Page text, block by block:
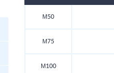
М50
М75
М100